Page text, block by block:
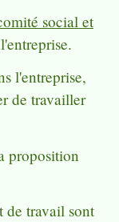
social et
l'entreprise,
de travailler
proposition
de travail sont